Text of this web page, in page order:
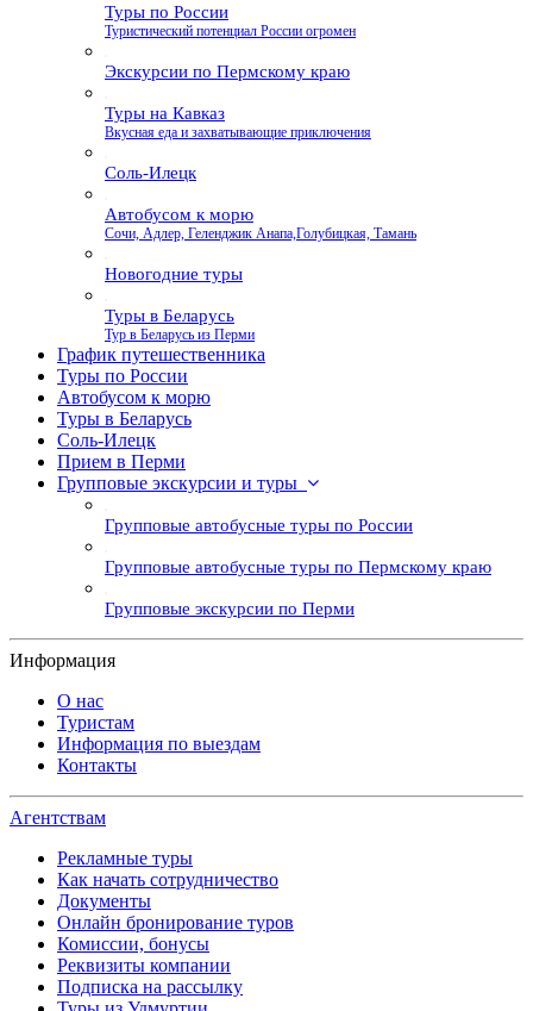
Туры по России
Туристический потенциал России огромен
Экскурсии по Пермскому краю
Туры на Кавказ
Вкусная еда и захватывающие приключения
Соль-Илецк
Автобусом к морю
Сочи, Адлер, Геленджик Анапа,Голубицкая, Тамань
Новогодние туры
Туры в Беларусь
Тур в Беларусь из Перми
График путешественника
Туры по России
Автобусом к морю
Туры в Беларусь
Соль-Илецк
Прием в Перми
Групповые экскурсии и туры
Групповые автобусные туры по России
Групповые автобусные туры по Пермскому краю
Групповые экскурсии по Перми
Информация
О нас
Туристам
Информация по выездам
Контакты
Агентствам
Рекламные туры
Как начать сотрудничество
Документы
Онлайн бронирование туров
Комиссии, бонусы
Реквизиты компании
Подписка на рассылку